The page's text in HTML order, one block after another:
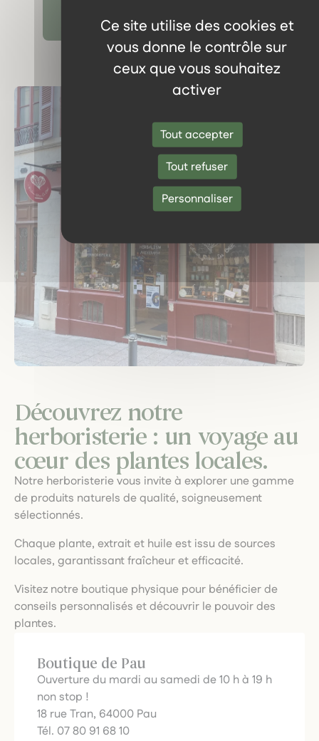
Ce site utilise des cookies et
vous donne le contrôle sur
ceux que vous souhaitez
activer
Tout accepter
Tout refuser
Personnaliser
Découvrez notre
herboristerie : un voyage au
cœur des plantes locales.
Notre herboristerie vous invite à explorer une gamme
de produits naturels de qualité, soigneusement
sélectionnés.
Chaque plante, extrait et huile est issu de sources
locales, garantissant fraîcheur et efficacité.
Visitez notre boutique physique pour bénéficier de
conseils personnalisés et découvrir le pouvoir des
plantes.
Boutique de Pau
Ouverture du mardi au samedi de 10 h à 19 h
non stop !
18 rue Tran, 64000 Pau
Tél. 07 80 91 68 10